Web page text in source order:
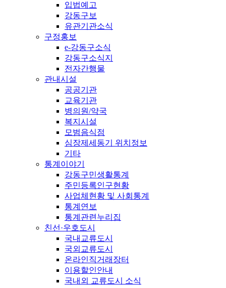
입법예고
강동구보
유관기관소식
구정홍보
e-강동구소식
강동구소식지
전자간행물
관내시설
공공기관
교육기관
병의원/약국
복지시설
모범음식점
심장제세동기 위치정보
기타
통계이야기
강동구민생활통계
주민등록인구현황
사업체현황 및 사회통계
통계연보
통계관련누리집
친선·우호도시
국내교류도시
국외교류도시
온라인직거래장터
이용할인안내
국내외 교류도시 소식